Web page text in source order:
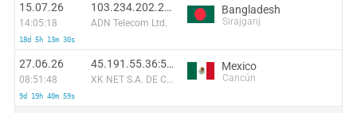
15.07.26
14:05:18
18d 5h 13m 30s
103.234.202.200:56802
ADN Telecom Ltd.
Bangladesh
Sirajganj
27.06.26
08:51:48
9d 19h 40m 59s
45.191.55.36:58535
XK NET S.A. DE C.V.
Mexico
Cancún